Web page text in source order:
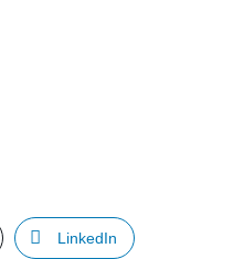
LinkedIn